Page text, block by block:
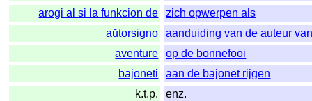
arogi al si la funkcion de
zich opwerpen als
aŭtorsigno
aanduiding van de auteur
aventure
op de bonnefooi
bajoneti
aan de bajonet rijgen
k.t.p.
enz.